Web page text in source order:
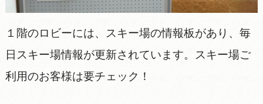
１階のロビーには、スキー場の情報板があり、毎
日スキー場情報が更新されています。スキー場ご
利用のお客様は要チェック！